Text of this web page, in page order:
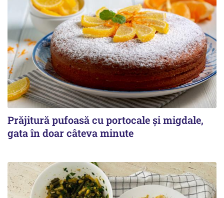
Prăjitură pufoasă cu portocale și migdale,
gata în doar câteva minute